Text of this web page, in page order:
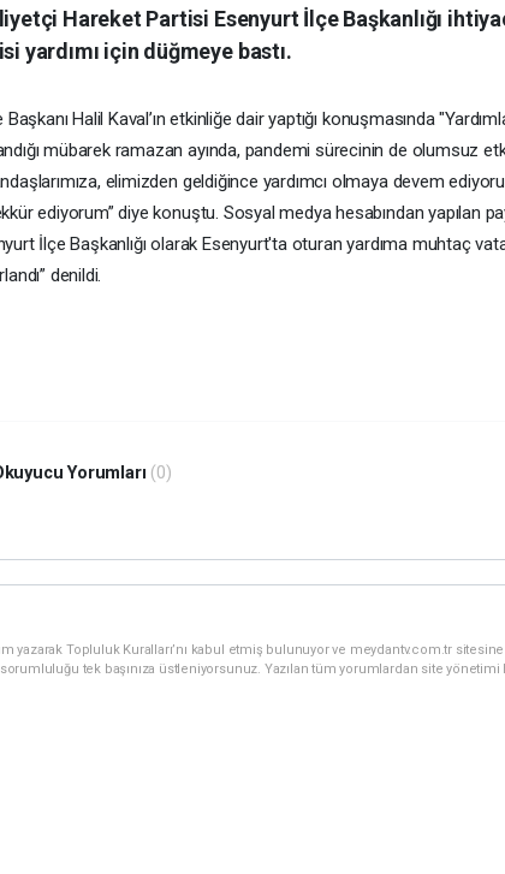
Hareket Partisi Esenyurt İlçe Başkanlığı
yardımı için düğmeye bastı.
Başkanı Halil Kaval’ın etkinliğe dair yaptığı konuşmasında
mübarek ramazan ayında, pandemi sürecinin de olumsuz
elimizden geldiğince yardımcı olmaya devem
ediyorum” diye konuştu. Sosyal medya hesabından yapılan
İlçe Başkanlığı olarak Esenyurt'ta oturan yardıma muhtaç
denildi.
Yorumları (0)
yazarak Topluluk Kuralları’nı kabul etmiş bulunuyor ve meydantv.com.tr
tek başınıza üstleniyorsunuz. Yazılan tüm yorumlardan site